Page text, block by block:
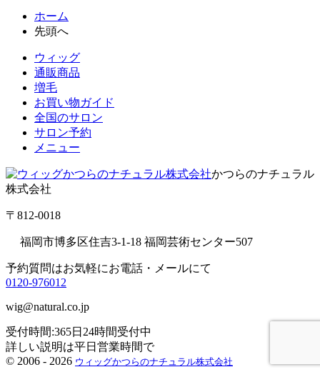
ホーム
先頭へ
ウィッグ
通販商品
増毛
お買い物ガイド
全国のサロン
サロン予約
メニュー
かつらのナチュラル
株式会社
〒812-0018
福岡市博多区住吉3-1-18 福岡芸術センター507
予約質問はお気軽にお電話・メールにて
0120-976012
wig@natural.co.jp
受付時間:365日24時間受付中
詳しい説明は平日営業時間で
© 2006 - 2026 ウィッグかつらのナチュラル株式会社